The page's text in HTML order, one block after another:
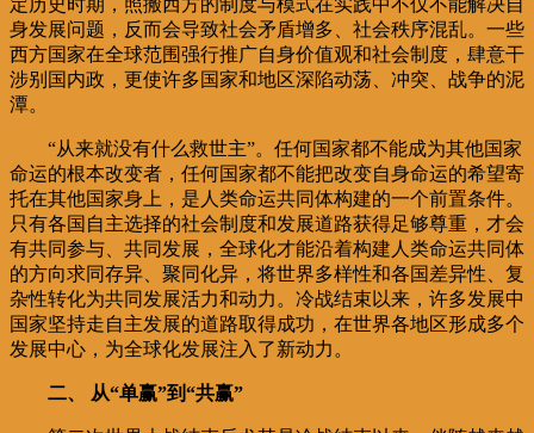
身发展问题，反而会导致社会矛盾增多、社会秩序混乱。一些
西方国家在全球范围强行推广自身价值观和社会制度，肆意干
涉别国内政，更使许多国家和地区深陷动荡、冲突、战争的泥
潭。
“从来就没有什么救世主”。任何国家都不能成为其他国家
命运的根本改变者，任何国家都不能把改变自身命运的希望寄
托在其他国家身上，是人类命运共同体构建的一个前置条件。
只有各国自主选择的社会制度和发展道路获得足够尊重，才会
有共同参与、共同发展，全球化才能沿着构建人类命运共同体
的方向求同存异、聚同化异，将世界多样性和各国差异性、复
杂性转化为共同发展活力和动力。冷战结束以来，许多发展中
国家坚持走自主发展的道路取得成功，在世界各地区形成多个
发展中心，为全球化发展注入了新动力。
二、 从“单赢”到“共赢”